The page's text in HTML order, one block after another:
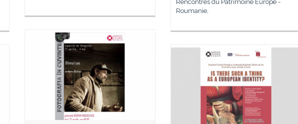
Rencontres du Patrimoine Europe -
Roumanie,